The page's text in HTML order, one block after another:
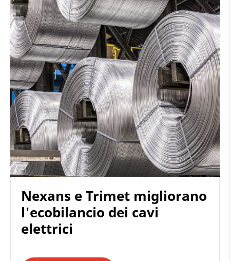
Nexans e Trimet migliorano
l'ecobilancio dei cavi
elettrici